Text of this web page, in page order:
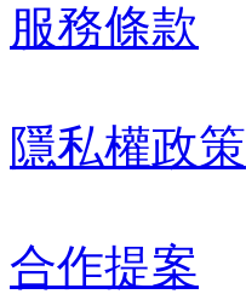
服務條款
隱私權政策
合作提案